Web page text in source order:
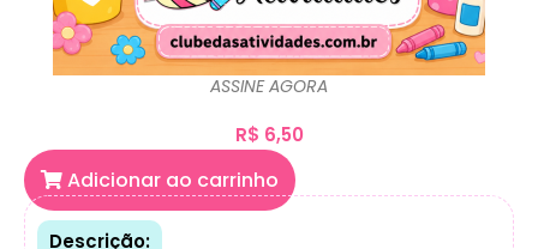
ASSINE AGORA
R$ 6,50
Adicionar ao carrinho
Descrição: